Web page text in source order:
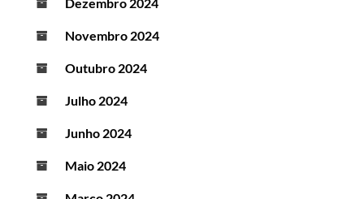
Novembro 2024
Outubro 2024
Julho 2024
Junho 2024
Maio 2024